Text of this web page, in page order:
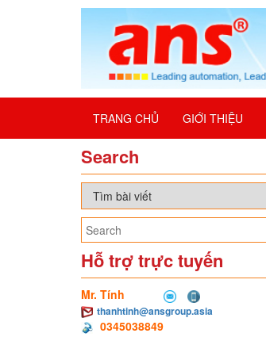
TRANG CHỦ GIỚI THIỆU
Search
Hỗ trợ trực tuyến
Mr. Tính
thanhtinh@ansgroup.asia
0345038849